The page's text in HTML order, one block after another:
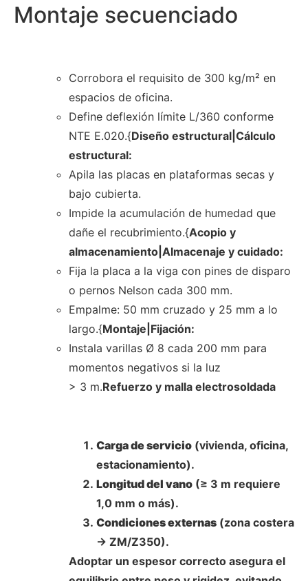
Montaje secuenciado
Corrobora el requisito de 300 kg/m² en
espacios de oficina.
Define deflexión límite L/360 conforme
NTE E.020.{Diseño estructural|Cálculo
estructural:
Apila las placas en plataformas secas y
bajo cubierta.
Impide la acumulación de humedad que
dañe el recubrimiento.{Acopio y
almacenamiento|Almacenaje y cuidado:
Fija la placa a la viga con pines de disparo
o pernos Nelson cada 300 mm.
Empalme: 50 mm cruzado y 25 mm a lo
largo.{Montaje|Fijación:
Instala varillas Ø 8 cada 200 mm para
momentos negativos si la luz
> 3 m.Refuerzo y malla electrosoldada
Carga de servicio (vivienda, oficina,
estacionamiento).
Longitud del vano (≥ 3 m requiere
1,0 mm o más).
Condiciones externas (zona costera
→ ZM/Z350).
Adoptar un espesor correcto asegura el